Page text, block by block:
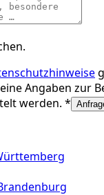
Angaben zur
werden. *